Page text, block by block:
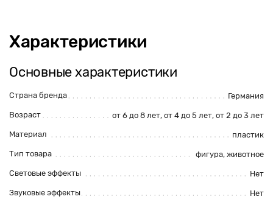
Характеристики
Основные характеристики
Страна бренда Германия
Возраст от 6 до 8 лет, от 4 до 5 лет, от 2 до 3 лет
Материал пластик
Тип товара фигура, животное
Световые эффекты Нет
Звуковые эффекты Нет